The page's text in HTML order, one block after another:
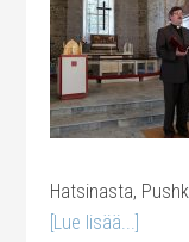
Hatsinasta,
[Lue lisää...]